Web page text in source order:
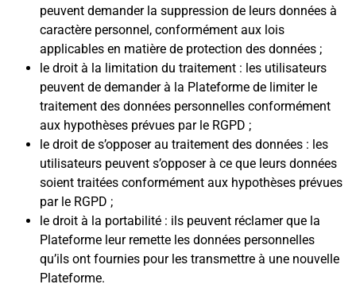
peuvent demander la suppression de leurs données à
caractère personnel, conformément aux lois
applicables en matière de protection des données ;
le droit à la limitation du traitement : les utilisateurs
peuvent de demander à la Plateforme de limiter le
traitement des données personnelles conformément
aux hypothèses prévues par le RGPD ;
le droit de s’opposer au traitement des données : les
utilisateurs peuvent s’opposer à ce que leurs données
soient traitées conformément aux hypothèses prévues
par le RGPD ;
le droit à la portabilité : ils peuvent réclamer que la
Plateforme leur remette les données personnelles
qu’ils ont fournies pour les transmettre à une nouvelle
Plateforme.